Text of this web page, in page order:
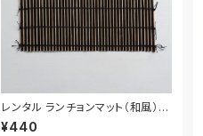
レンタル ランチョンマット（和風） 5
4cm｜MAW026
¥440